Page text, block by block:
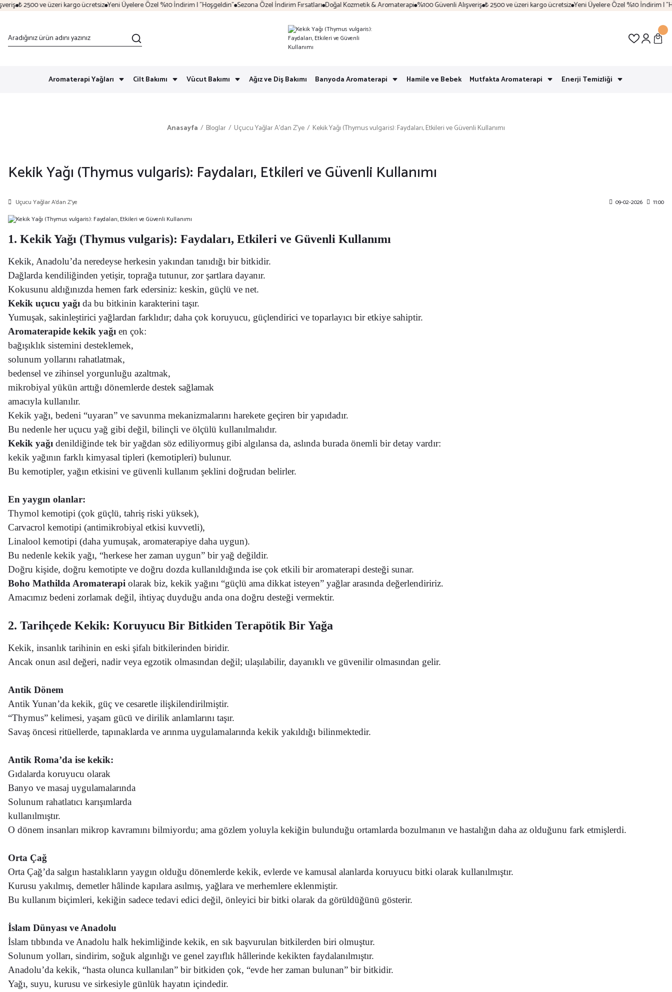
ve üzeri kargo ücretsiz Yeni Üyelere Özel %10 İndirim | "Hoşgeldin" Sezona Özel İndirim Fırsatları Doğal Kozmetik & Aromaterapi %100 Güvenli Alışveriş ₺ 2500 ve üzeri kargo ücretsiz Yeni Üyelere Özel %10 İndirim |
Aromaterapi Yağları Cilt Bakımı Vücut Bakımı Ağız ve Diş Bakımı Banyoda Aromaterapi Hamile ve Bebek Mutfakta Aromaterapi Enerji Temizliği
Anasayfa Bloglar Uçucu Yağlar A’dan Z’ye Kekik Yağı (Thymus vulgaris): Faydaları, Etkileri ve Güvenli Kullanımı
Kekik Yağı (Thymus vulgaris): Faydaları, Etkileri ve Güvenli Kullanımı
Uçucu Yağlar A’dan Z’ye 09-02-2026 11:00
1. Kekik Yağı (Thymus vulgaris): Faydaları, Etkileri ve Güvenli Kullanımı
Kekik, Anadolu’da neredeyse herkesin yakından tanıdığı bir bitkidir.
Dağlarda kendiliğinden yetişir, toprağa tutunur, zor şartlara dayanır.
Kokusunu aldığınızda hemen fark edersiniz: keskin, güçlü ve net.
Kekik uçucu yağı da bu bitkinin karakterini taşır.
Yumuşak, sakinleştirici yağlardan farklıdır; daha çok koruyucu, güçlendirici ve toparlayıcı bir etkiye sahiptir.
Aromaterapide kekik yağı en çok:
bağışıklık sistemini desteklemek,
solunum yollarını rahatlatmak,
bedensel ve zihinsel yorgunluğu azaltmak,
mikrobiyal yükün arttığı dönemlerde destek sağlamak
amacıyla kullanılır.
Kekik yağı, bedeni “uyaran” ve savunma mekanizmalarını harekete geçiren bir yapıdadır.
Bu nedenle her uçucu yağ gibi değil, bilinçli ve ölçülü kullanılmalıdır.
Kekik yağı denildiğinde tek bir yağdan söz ediliyormuş gibi algılansa da, aslında burada önemli bir detay vardır:
kekik yağının farklı kimyasal tipleri (kemotipleri) bulunur.
Bu kemotipler, yağın etkisini ve güvenli kullanım şeklini doğrudan belirler.
En yaygın olanlar:
Thymol kemotipi (çok güçlü, tahriş riski yüksek),
Carvacrol kemotipi (antimikrobiyal etkisi kuvvetli),
Linalool kemotipi (daha yumuşak, aromaterapiye daha uygun).
Bu nedenle kekik yağı, “herkese her zaman uygun” bir yağ değildir.
Doğru kişide, doğru kemotipte ve doğru dozda kullanıldığında ise çok etkili bir aromaterapi desteği sunar.
Boho Mathilda Aromaterapi olarak biz, kekik yağını “güçlü ama dikkat isteyen” yağlar arasında değerlendiririz.
Amacımız bedeni zorlamak değil, ihtiyaç duyduğu anda ona doğru desteği vermektir.
2. Tarihçede Kekik: Koruyucu Bir Bitkiden Terapötik Bir Yağa
Kekik, insanlık tarihinin en eski şifalı bitkilerinden biridir.
Ancak onun asıl değeri, nadir veya egzotik olmasından değil; ulaşılabilir, dayanıklı ve güvenilir olmasından gelir.
Antik Dönem
Antik Yunan’da kekik, güç ve cesaretle ilişkilendirilmiştir.
“Thymus” kelimesi, yaşam gücü ve dirilik anlamlarını taşır.
Savaş öncesi ritüellerde, tapınaklarda ve arınma uygulamalarında kekik yakıldığı bilinmektedir.
Antik Roma’da ise kekik:
Gıdalarda koruyucu olarak
Banyo ve masaj uygulamalarında
Solunum rahatlatıcı karışımlarda
kullanılmıştır.
O dönem insanları mikrop kavramını bilmiyordu; ama gözlem yoluyla kekiğin bulunduğu ortamlarda bozulmanın ve hastalığın daha az olduğunu fark etmişlerdi.
Orta Çağ
Orta Çağ’da salgın hastalıkların yaygın olduğu dönemlerde kekik, evlerde ve kamusal alanlarda koruyucu bitki olarak kullanılmıştır.
Kurusu yakılmış, demetler hâlinde kapılara asılmış, yağlara ve merhemlere eklenmiştir.
Bu kullanım biçimleri, kekiğin sadece tedavi edici değil, önleyici bir bitki olarak da görüldüğünü gösterir.
İslam Dünyası ve Anadolu
İslam tıbbında ve Anadolu halk hekimliğinde kekik, en sık başvurulan bitkilerden biri olmuştur.
Solunum yolları, sindirim, soğuk algınlığı ve genel zayıflık hâllerinde kekikten faydalanılmıştır.
Anadolu’da kekik, “hasta olunca kullanılan” bir bitkiden çok, “evde her zaman bulunan” bir bitkidir.
Yağı, suyu, kurusu ve sirkesiyle günlük hayatın içindedir.